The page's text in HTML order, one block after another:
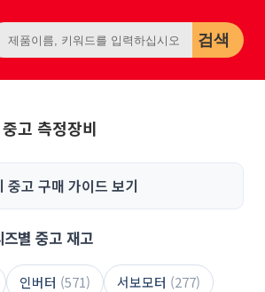
검색
고 측정장비
중고 구매 가이드 보기
별 중고 재고
인버터 (571) 서보모터 (277)